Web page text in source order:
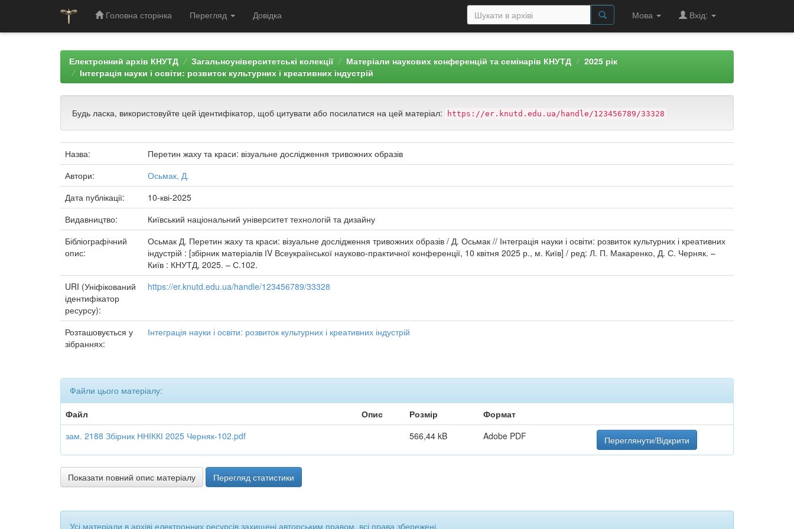
Головна сторінка Перегляд Довідка Мова Вхід:
Електронний архів КНУТД Загальноуніверситетські колекції Матеріали наукових конференцій та семінарів КНУТД
2025 рік
Інтеграція науки і освіти: розвиток культурних і креативних індустрій
Будь ласка, використовуйте цей ідентифікатор, щоб цитувати або посилатися на цей матеріал: https://er.knutd.edu.ua/handle/123456789/33328
Назва:
Перетин жаху та краси: візуальне дослідження тривожних образів
Автори:
Осьмак, Д.
Дата публікації:
10-кві-2025
Видавництво:
Київський національний університет технологій та дизайну
Бібліографічний
опис:
Осьмак Д. Перетин жаху та краси: візуальне дослідження тривожних образів / Д. Осьмак // Інтеграція науки і освіти: розвиток культурних і креативних
індустрій : [збірник матеріалів ІV Всеукраїнської науково-практичної конференції, 10 квітня 2025 р., м. Київ] / ред: Л. П. Макаренко, Д. С. Черняк. –
Київ : КНУТД, 2025. – С.102.
URI (Уніфікований
ідентифікатор
ресурсу):
https://er.knutd.edu.ua/handle/123456789/33328
Розташовується у
зібраннях:
Інтеграція науки і освіти: розвиток культурних і креативних індустрій
Файли цього матеріалу:
Файл
Опис Розмір
Формат
зам. 2188 Збірник ННІККІ 2025 Черняк-102.pdf
566,44 kB Adobe PDF Переглянути/Відкрити
Показати повний опис матеріалу Перегляд статистики
Усі матеріали в архіві електронних ресурсів захищені авторським правом, всі права збережені.